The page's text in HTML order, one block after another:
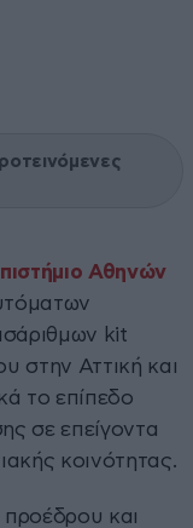
Αθηνών
kit
στην Αττική και
το επίπεδο
σε επείγοντα
κοινότητας.
και